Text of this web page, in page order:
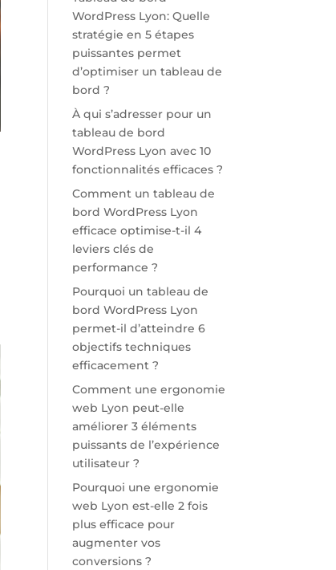
WordPress Lyon: Quelle
stratégie en 5 étapes
puissantes permet
d’optimiser un tableau de
bord ?
À qui s’adresser pour un
tableau de bord
WordPress Lyon avec 10
fonctionnalités efficaces ?
Comment un tableau de
bord WordPress Lyon
efficace optimise-t-il 4
leviers clés de
performance ?
Pourquoi un tableau de
bord WordPress Lyon
permet-il d’atteindre 6
objectifs techniques
efficacement ?
Comment une ergonomie
web Lyon peut-elle
améliorer 3 éléments
puissants de l’expérience
utilisateur ?
Pourquoi une ergonomie
web Lyon est-elle 2 fois
plus efficace pour
augmenter vos
conversions ?